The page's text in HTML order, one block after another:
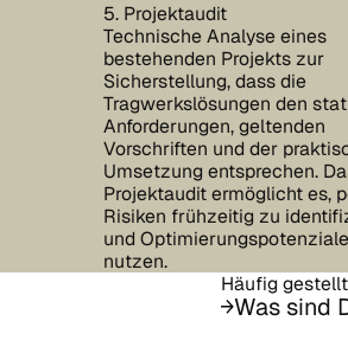
5. Projektaudit
Technische Analyse eines
bestehenden Projekts zur
Sicherstellung, dass die
Tragwerkslösungen den
Anforderungen, geltenden
Vorschriften und der
Umsetzung entsprechen.
Projektaudit ermöglicht es,
Risiken frühzeitig zu
und
nutzen.
Häufig
Was sind